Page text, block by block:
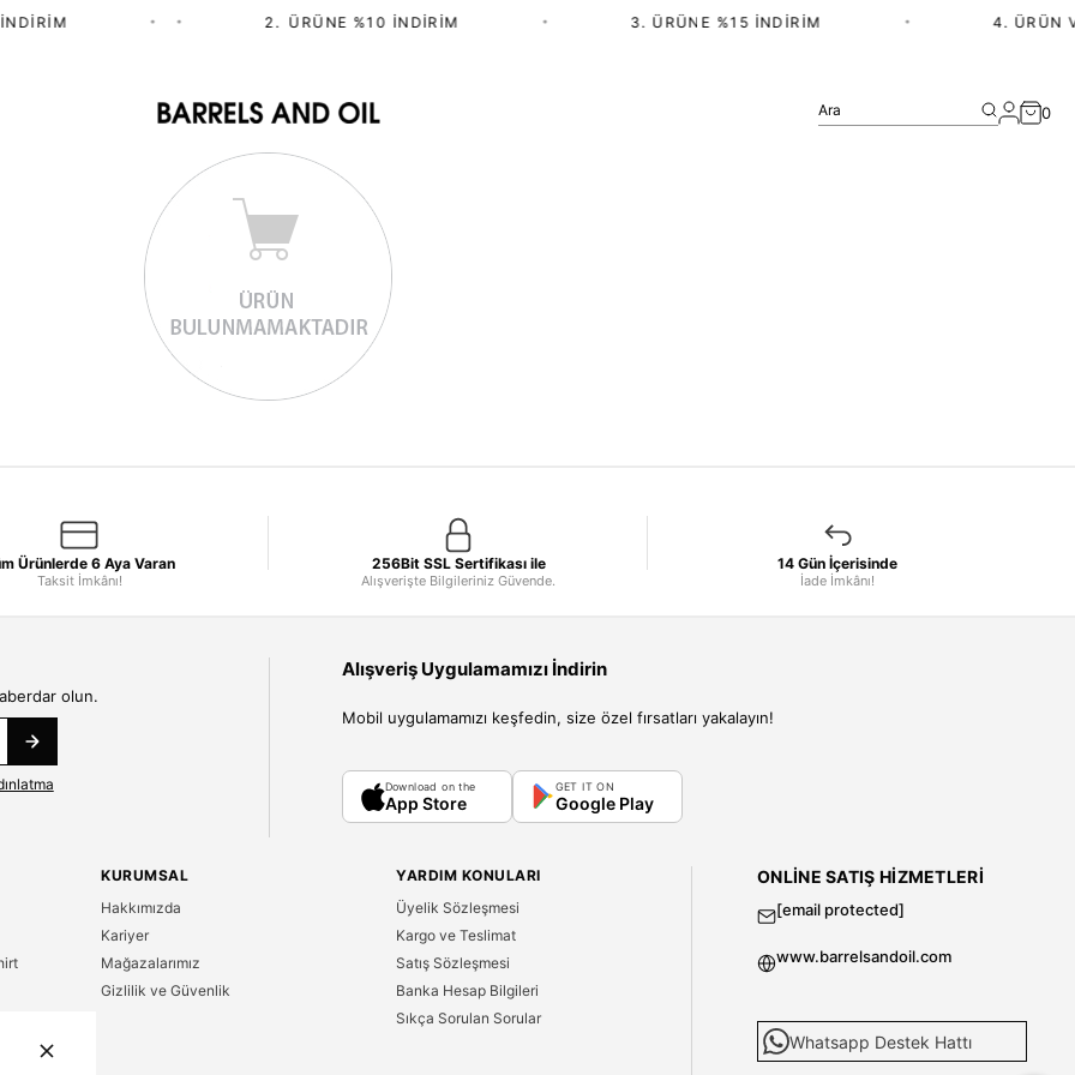
2.⁠ ⁠ÜRÜNE %10 İNDIRIM 3. ÜRÜNE %15 İNDIRIM 4. ÜRÜN
Ara 0
Ürünlerde 6 Aya Varan
Taksit İmkânı!
256Bit SSL Sertifikası ile
Alışverişte Bilgileriniz Güvende.
14 Gün İçerisinde
İade İmkânı!
olun.
Alışveriş Uygulamamızı İndirin
Mobil uygulamamızı keşfedin, size özel fırsatları yakalayın!
Download on the
App Store
GET IT ON
Google Play
KURUMSAL
Hakkımızda
Kariyer
Mağazalarımız
Gizlilik ve Güvenlik
YARDIM KONULARI
Üyelik Sözleşmesi
Kargo ve Teslimat
Satış Sözleşmesi
Banka Hesap Bilgileri
Sıkça Sorulan Sorular
ONLINE SATIŞ HIZMETLERI
[email protected]
www.barrelsandoil.com
Whatsapp Destek Hattı